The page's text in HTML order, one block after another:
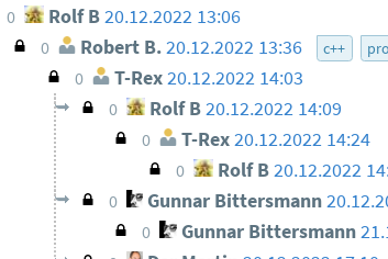
0 Rolf B20.12.2022 13:06
0 Robert B.20.12.2022 13:36 c++
0 T-Rex 20.12.2022 14:03
0 Rolf B20.12.2022 14:09
0 T-Rex20.12.2022 14:24
0 Rolf B20.12.2022
0 Gunnar Bittersmann
0 Gunnar Bittersmann